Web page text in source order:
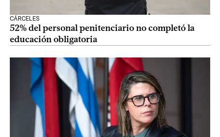
CÁRCELES
52% del personal penitenciario no completó la
educación obligatoria